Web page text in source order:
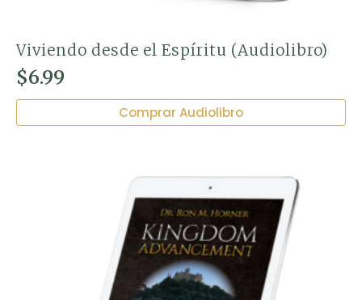
Viviendo desde el Espíritu (Audiolibro)
$6.99
Comprar Audiolibro